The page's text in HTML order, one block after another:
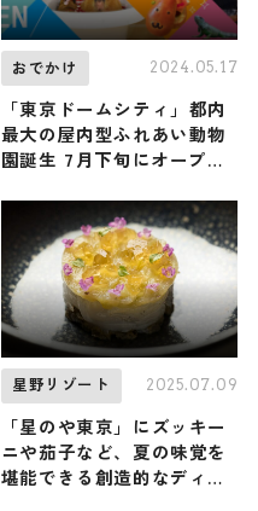
おでかけ 2024.05.17
「東京ドームシティ」都内
最大の屋内型ふれあい動物
園誕生 7月下旬にオープン
星野リゾート 2025.07.09
「星のや東京」にズッキー
ニや茄子など、夏の味覚を
堪能できる創造的なディナ